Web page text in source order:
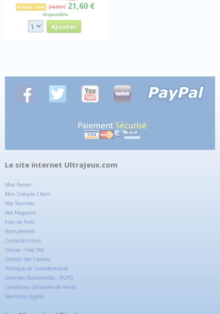
Promo -10% 24,00 € 21,60 €
Disponible
Le site internet UltraJeux.com
Mon Panier
Mon Compte Client
Nos Tournois
Nos Magasins
Frais de Ports
Recrutement
Contactez-nous
Détaxe - Free TAX
Gestion des Cookies
Politique de Confidentialité
Données Personnelles - RGPD
Conditions Générales de Vente
Mentions Légales